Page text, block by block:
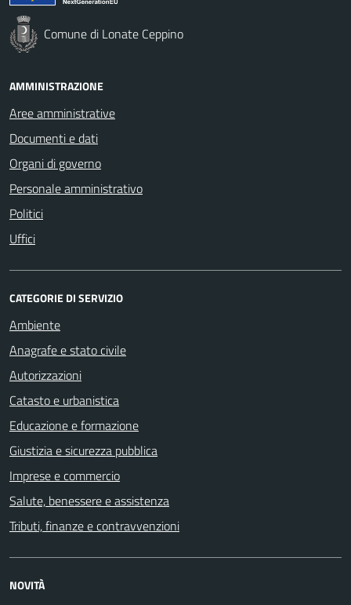
Comune di Lonate Ceppino
AMMINISTRAZIONE
Aree amministrative
Documenti e dati
Organi di governo
Personale amministrativo
Politici
Uffici
CATEGORIE DI SERVIZIO
Ambiente
Anagrafe e stato civile
Autorizzazioni
Catasto e urbanistica
Educazione e formazione
Giustizia e sicurezza pubblica
Imprese e commercio
Salute, benessere e assistenza
Tributi, finanze e contravvenzioni
NOVITÀ